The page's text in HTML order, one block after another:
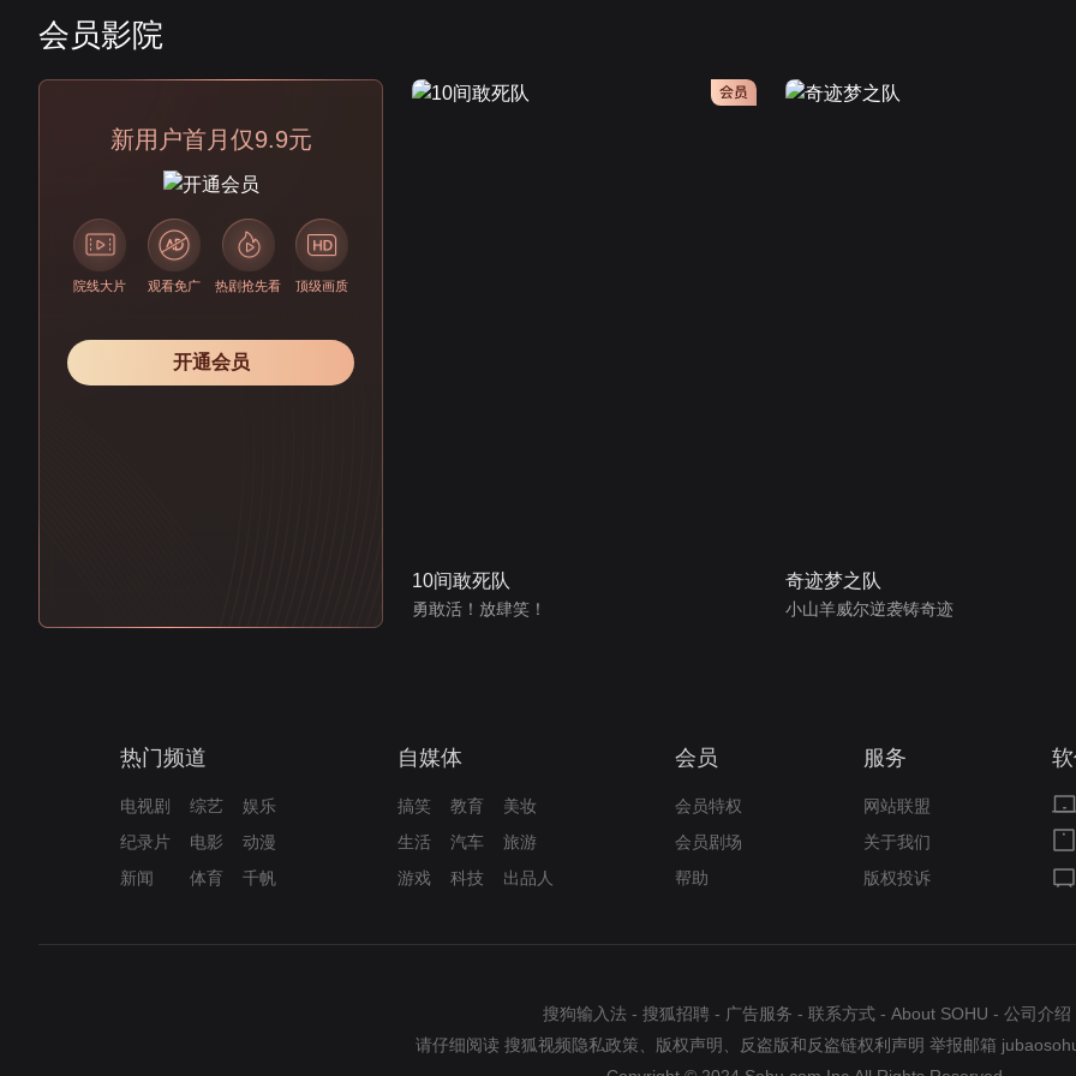
会员影院
新用户首月仅9.9元
院线大片 观看免广 热剧抢先看 顶级画质
开通会员
会员
10间敢死队
勇敢活！放肆笑！
奇迹梦之队
小山羊威尔逆袭铸奇迹
热门频道
电视剧 综艺
娱乐
纪录片
电影
动漫
新闻
体育 千帆
自媒体
搞笑 教育
美妆
生活
汽车
旅游
游戏
科技 出品人
会员
会员特权
会员剧场
帮助
服务
网站联盟
关于我们
版权投诉
搜狗输入法 - 搜狐招聘 - 广告服务 - 联系方式 - About SOHU - 公司介绍
请仔细阅读 搜狐视频隐私政策 版权声明 反盗版和反盗链权利声明 举报邮箱